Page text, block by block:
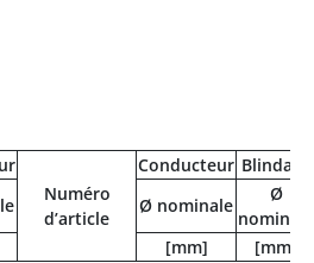
Numéro
d’article
Conducteur Blindage
Ø nominale
Ø
nominale
[mm]
[mm]